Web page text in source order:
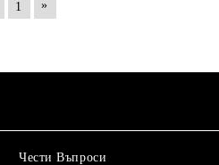
1 »
Чести Въпроси